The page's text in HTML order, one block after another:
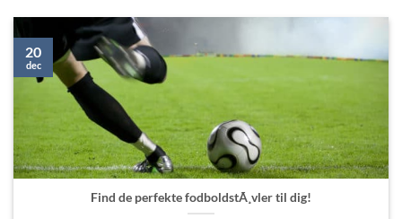
Find de perfekte fodboldstÃ¸vler til dig!
20
dec